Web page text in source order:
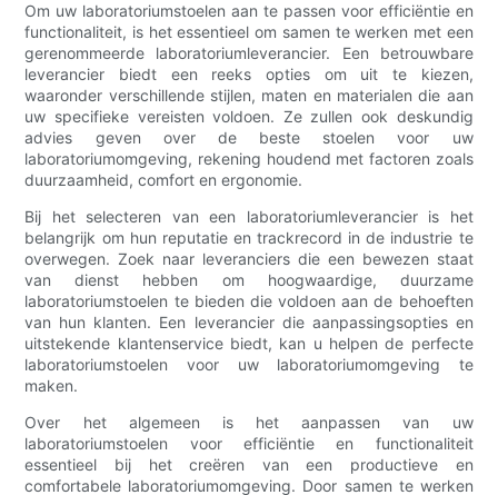
Om uw laboratoriumstoelen aan te passen voor efficiëntie en
functionaliteit, is het essentieel om samen te werken met een
gerenommeerde laboratoriumleverancier. Een betrouwbare
leverancier biedt een reeks opties om uit te kiezen,
waaronder verschillende stijlen, maten en materialen die aan
uw specifieke vereisten voldoen. Ze zullen ook deskundig
advies geven over de beste stoelen voor uw
laboratoriumomgeving, rekening houdend met factoren zoals
duurzaamheid, comfort en ergonomie.
Bij het selecteren van een laboratoriumleverancier is het
belangrijk om hun reputatie en trackrecord in de industrie te
overwegen. Zoek naar leveranciers die een bewezen staat
van dienst hebben om hoogwaardige, duurzame
laboratoriumstoelen te bieden die voldoen aan de behoeften
van hun klanten. Een leverancier die aanpassingsopties en
uitstekende klantenservice biedt, kan u helpen de perfecte
laboratoriumstoelen voor uw laboratoriumomgeving te
maken.
Over het algemeen is het aanpassen van uw
laboratoriumstoelen voor efficiëntie en functionaliteit
essentieel bij het creëren van een productieve en
comfortabele laboratoriumomgeving. Door samen te werken